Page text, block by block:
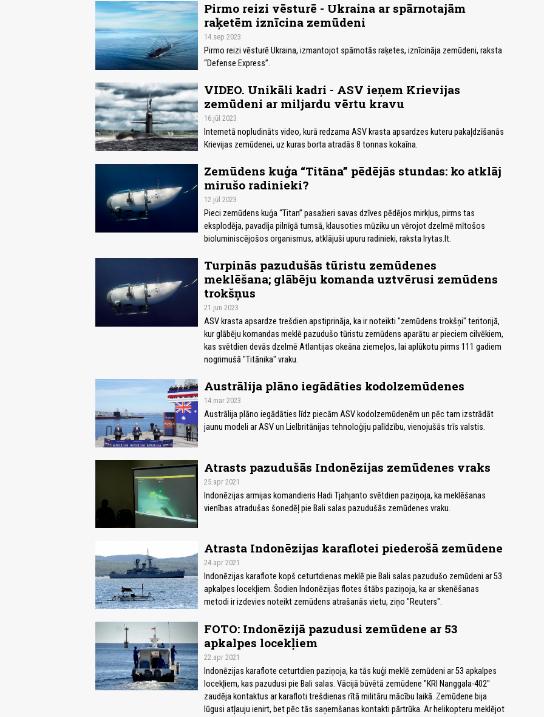
Pirmo reizi vēsturē - Ukraina ar spārnotajām
raķetēm iznīcina zemūdeni
14.sep 2023
Pirmo reizi vēsturē Ukraina, izmantojot spārnotās raķetes, iznīcināja zemūdeni, raksta
“Defense Express”.
VIDEO. Unikāli kadri - ASV ieņem Krievijas
zemūdeni ar miljardu vērtu kravu
16.jūl 2023
Internetā nopludināts video, kurā redzama ASV krasta apsardzes kuteru pakaļdzīšanās
Krievijas zemūdenei, uz kuras borta atradās 8 tonnas kokaīna.
Zemūdens kuģa “Titāna” pēdējās stundas: ko atklāj
mirušo radinieki?
12.jūl 2023
Pieci zemūdens kuģa “Titan” pasažieri savas dzīves pēdējos mirkļus, pirms tas
eksplodēja, pavadīja pilnīgā tumsā, klausoties mūziku un vērojot dzelmē mītošos
bioluminiscējošos organismus, atklājuši upuru radinieki, raksta lrytas.lt.
Turpinās pazudušās tūristu zemūdenes
meklēšana; glābēju komanda uztvērusi zemūdens
trokšņus
21.jun 2023
ASV krasta apsardze trešdien apstiprināja, ka ir noteikti "zemūdens trokšņi" teritorijā,
kur glābēju komandas meklē pazudušo tūristu zemūdens aparātu ar pieciem cilvēkiem,
kas svētdien devās dzelmē Atlantijas okeāna ziemeļos, lai aplūkotu pirms 111 gadiem
nogrimušā "Titānika" vraku.
Austrālija plāno iegādāties kodolzemūdenes
14.mar 2023
Austrālija plāno iegādāties līdz piecām ASV kodolzemūdenēm un pēc tam izstrādāt
jaunu modeli ar ASV un Lielbritānijas tehnoloģiju palīdzību, vienojušās trīs valstis.
Atrasts pazudušās Indonēzijas zemūdenes vraks
25.apr 2021
Indonēzijas armijas komandieris Hadi Tjahjanto svētdien paziņoja, ka meklēšanas
vienības atradušas šonedēļ pie Bali salas pazudušās zemūdenes vraku.
Atrasta Indonēzijas karaflotei piederošā zemūdene
24.apr 2021
Indonēzijas karaflote kopš ceturtdienas meklē pie Bali salas pazudušo zemūdeni ar 53
apkalpes locekļiem. Šodien Indonēzijas flotes štābs paziņoja, ka ar skenēšanas
metodi ir izdevies noteikt zemūdens atrašanās vietu, ziņo "Reuters".
FOTO: Indonēzijā pazudusi zemūdene ar 53
apkalpes locekļiem
22.apr 2021
Indonēzijas karaflote ceturtdien paziņoja, ka tās kuģi meklē zemūdeni ar 53 apkalpes
locekļiem, kas pazudusi pie Bali salas. Vācijā būvētā zemūdene "KRI Nanggala-402"
zaudēja kontaktus ar karafloti trešdienas rītā militāru mācību laikā. Zemūdene bija
lūgusi atļauju ienirt, bet pēc tās saņemšanas kontakti pārtrūka. Ar helikopteru meklējot